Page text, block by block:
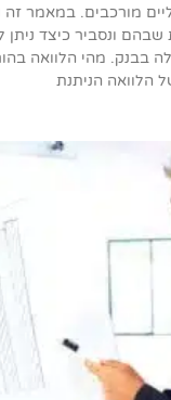
מורכבים. במאמר זה
שבהם ונסביר כיצד
בבנק. מהי הלוואה
הלוואה הניתנת